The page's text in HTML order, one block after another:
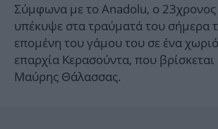
Σύμφωνα με το Anadolu, ο
υπέκυψε στα τραύματά του σήμερα
επομένη του γάμου του σε ένα
επαρχία Κερασούντα, που βρίσκεται
Μαύρης Θάλασσας.